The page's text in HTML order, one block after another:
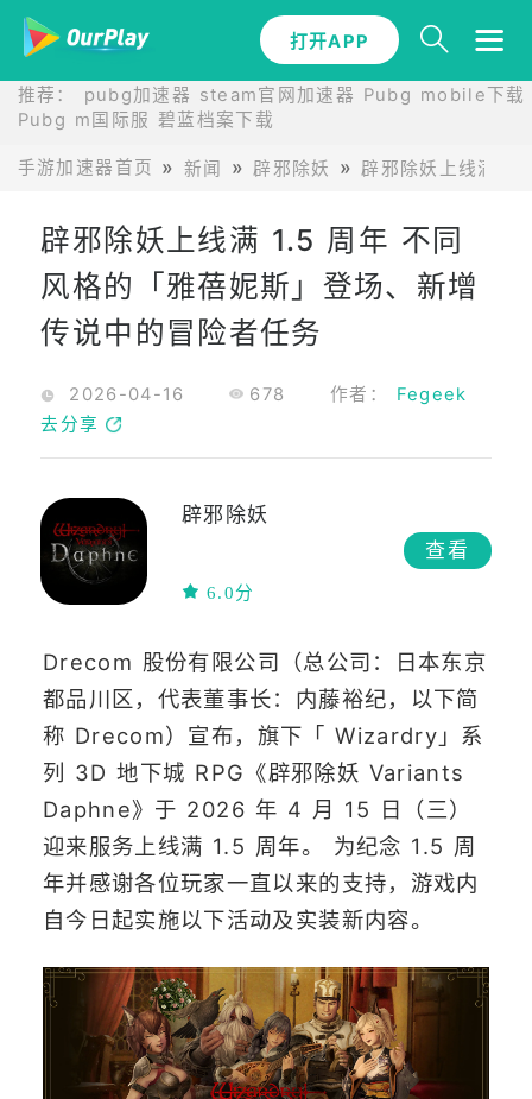
打开APP
推荐： pubg加速器 steam官网加速器 Pubg mobile下载
Pubg m国际服 碧蓝档案下载
手游加速器首页 新闻 辟邪除妖 辟邪除妖上线满
辟邪除妖上线满 1.5 周年 不同
风格的「雅蓓妮斯」登场、新增
传说中的冒险者任务
2026-04-16 678 作者： Fegeek
去分享
辟邪除妖
6.0分
查看
Drecom 股份有限公司（总公司：日本东京
都品川区，代表董事长：内藤裕纪，以下简
称 Drecom）宣布，旗下「 Wizardry」系
列 3D 地下城 RPG《辟邪除妖 Variants
Daphne》于 2026 年 4 月 15 日（三）
迎来服务上线满 1.5 周年。 为纪念 1.5 周
年并感谢各位玩家一直以来的支持，游戏内
自今日起实施以下活动及实装新内容。